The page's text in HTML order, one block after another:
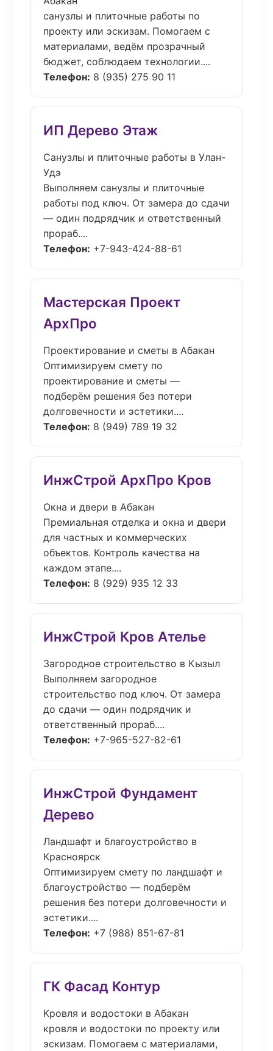
санузлы и плиточные работы по
проекту или эскизам. Помогаем с
материалами, ведём прозрачный
бюджет, соблюдаем технологии....
Телефон: 8 (935) 275 90 11
ИП Дерево Этаж
Санузлы и плиточные работы в Улан-
Удэ
Выполняем санузлы и плиточные
работы под ключ. От замера до сдачи
— один подрядчик и ответственный
прораб....
Телефон: +7-943-424-88-61
Мастерская Проект
АрхПро
Проектирование и сметы в Абакан
Оптимизируем смету по
проектирование и сметы —
подберём решения без потери
долговечности и эстетики....
Телефон: 8 (949) 789 19 32
ИнжСтрой АрхПро Кров
Окна и двери в Абакан
Премиальная отделка и окна и двери
для частных и коммерческих
объектов. Контроль качества на
каждом этапе....
Телефон: 8 (929) 935 12 33
ИнжСтрой Кров Ателье
Загородное строительство в Кызыл
Выполняем загородное
строительство под ключ. От замера
до сдачи — один подрядчик и
ответственный прораб....
Телефон: +7-965-527-82-61
ИнжСтрой Фундамент
Дерево
Ландшафт и благоустройство в
Красноярск
Оптимизируем смету по ландшафт и
благоустройство — подберём
решения без потери долговечности и
эстетики....
Телефон: +7 (988) 851-67-81
ГК Фасад Контур
Кровля и водостоки в Абакан
кровля и водостоки по проекту или
эскизам. Помогаем с материалами,